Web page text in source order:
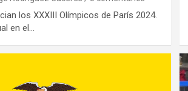
los XXXIII Olímpicos de París 2024.
en el…